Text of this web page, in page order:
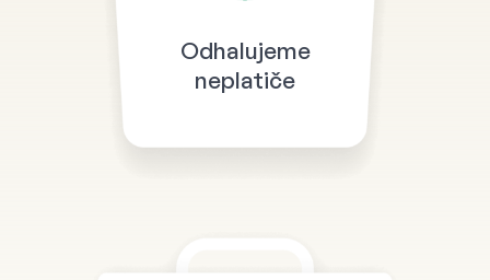
Odhalujeme
neplatiče